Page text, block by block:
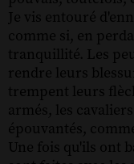
Je vis entouré
comme si, en
tranquillité. Les
rendre leurs
trempent leurs
armés, les
épouvantés,
Une fois qu'ils ont